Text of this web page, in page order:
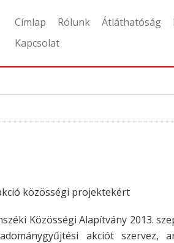
Címlap Rólunk Átláthatóság
Kapcsolat
közösségi projektekért
Közösségi Alapítvány 2013.
akciót szervez,